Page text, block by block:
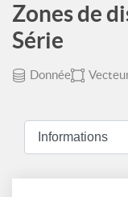
Zones de
Série
Donnée